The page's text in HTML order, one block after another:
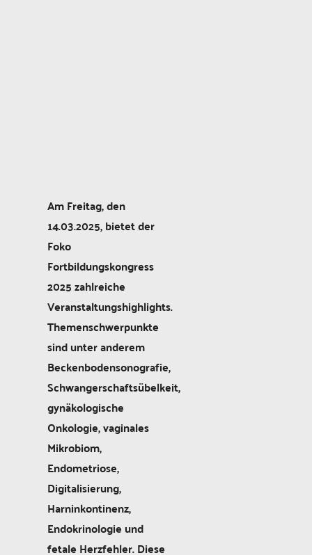
Am Freitag, den
14.03.2025, bietet der
Foko
Fortbildungskongress
2025 zahlreiche
Veranstaltungshighlights.
Themenschwerpunkte
sind unter anderem
Beckenbodensonografie,
Schwangerschaftsübelkeit,
gynäkologische
Onkologie, vaginales
Mikrobiom,
Endometriose,
Digitalisierung,
Harninkontinenz,
Endokrinologie und
fetale Herzfehler. Diese